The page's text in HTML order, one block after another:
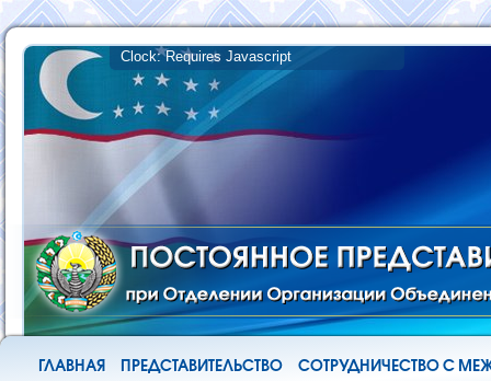
ГЛАВНАЯ ПРЕДСТАВИТЕЛЬСТВО СОТРУДНИЧЕСТВО С